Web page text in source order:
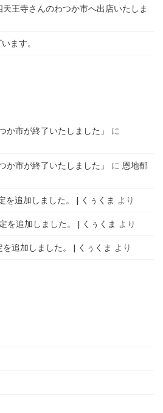
天王寺さんのわつか市へ出店いたしま
ます。
か市が終了いたしました」
に
か市が終了いたしました」 に 恩地郁
を追加しました。 | くぅくま より
を追加しました。 | くぅくま より
追加しました。 | くぅくま より